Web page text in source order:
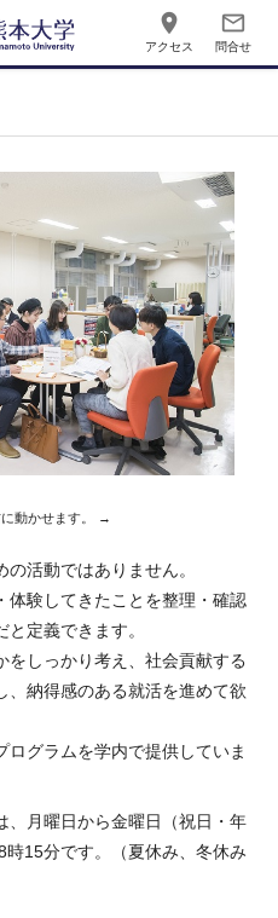
place
アクセス
mail_outline
問合せ
活動ではありません。
体験してきたことを整理・確認
定義できます。
しっかり考え、社会貢献する
、納得感のある就活を進めて欲
グラムを学内で提供していま
、月曜日から金曜日（祝日・年
15分です。（夏休み、冬休み